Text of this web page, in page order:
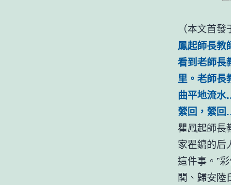
（本文首發
鳳起師長教
看到老師長
里。老師
曲平地流
縈回，縈
瞿鳳起師長
家瞿鏞的后
這件事。”
閣、歸安陸